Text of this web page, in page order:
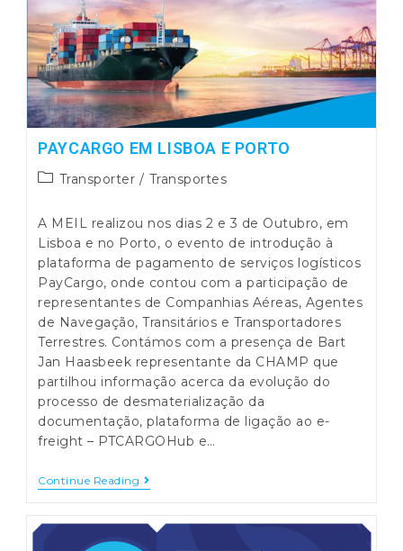
PAYCARGO EM LISBOA E PORTO
PostTransporter / Transportes
A MEIL realizou nos dias 2 e 3 de Outubro, em
Lisboa e no Porto, o evento de introdução à
plataforma de pagamento de serviços logísticos
PayCargo, onde contou com a participação de
representantes de Companhias Aéreas, Agentes
de Navegação, Transitários e Transportadores
Terrestres. Contámos com a presença de Bart
Jan Haasbeek representante da CHAMP que
partilhou informação acerca da evolução do
processo de desmaterialização da
documentação, plataforma de ligação ao e-
freight – PTCARGOHub e…
Continue Reading PAYCARGO
Em
E
Porto